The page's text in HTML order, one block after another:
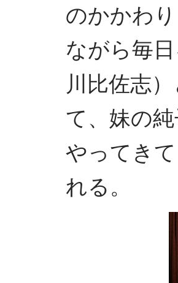
のかかわ
ながら毎
川比佐志
て、妹の
やってき
れる。